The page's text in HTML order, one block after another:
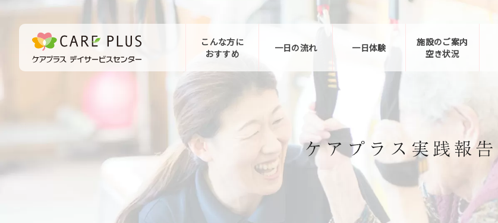
こんな方に
おすすめ
一日の流れ 一日体験
施設のご案内
空き状況
お問い合わせ